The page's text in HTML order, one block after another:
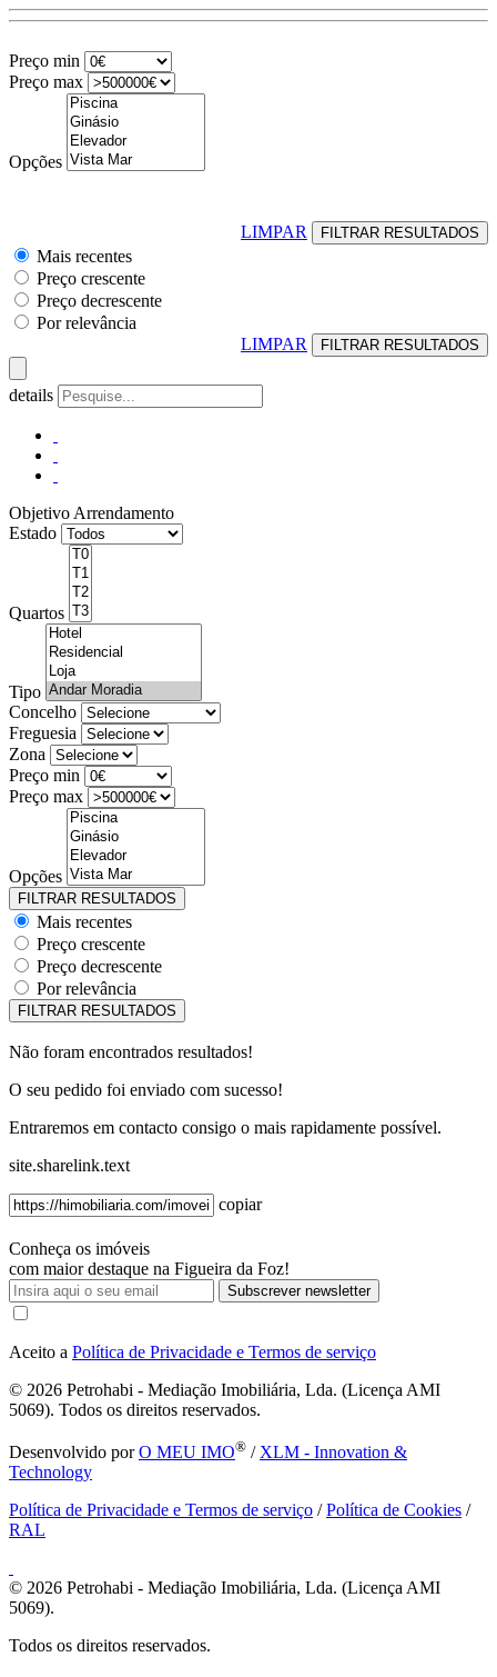
Preço min
Preço max
Opções
LIMPAR
Mais recentes
Preço crescente
Preço decrescente
Por relevância
LIMPAR
details
Objetivo Arrendamento
Estado
Quartos
Tipo
Concelho
Freguesia
Zona
Preço min
Preço max
Opções
Mais recentes
Preço crescente
Preço decrescente
Por relevância
Não foram encontrados resultados!
O seu pedido foi enviado com sucesso!
Entraremos em contacto consigo o mais rapidamente possível.
site.sharelink.text
copiar
Conheça os imóveis
com maior destaque na Figueira da Foz!
Subscrever newsletter
Aceito a Política de Privacidade e Termos de serviço
© 2026 Petrohabi - Mediação Imobiliária, Lda. (Licença AMI
5069). Todos os direitos reservados.
Desenvolvido porO MEU IMO® / XLM - Innovation &
Technology
Política de Privacidade e Termos de serviço /Política de Cookies /
RAL
© 2026 Petrohabi - Mediação Imobiliária, Lda. (Licença AMI
5069).
Todos os direitos reservados.